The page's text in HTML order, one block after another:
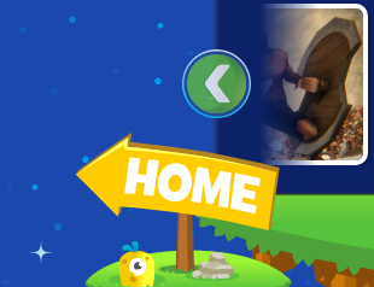
SUPER HERO
BRAWL
GLADIATOR:
TRUE STORY